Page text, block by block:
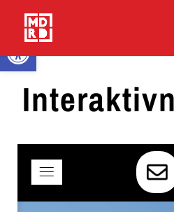
Open toolbar